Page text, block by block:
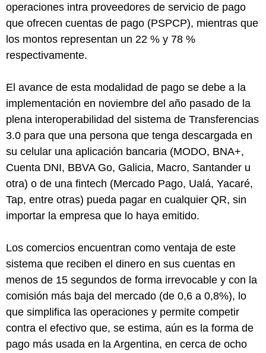
operaciones intra proveedores de servicio de pago
que ofrecen cuentas de pago (PSPCP), mientras que
los montos representan un 22 % y 78 %
respectivamente.
El avance de esta modalidad de pago se debe a la
implementación en noviembre del año pasado de la
plena interoperabilidad del sistema de Transferencias
3.0 para que una persona que tenga descargada en
su celular una aplicación bancaria (MODO, BNA+,
Cuenta DNI, BBVA Go, Galicia, Macro, Santander u
otra) o de una fintech (Mercado Pago, Ualá, Yacaré,
Tap, entre otras) pueda pagar en cualquier QR, sin
importar la empresa que lo haya emitido.
Los comercios encuentran como ventaja de este
sistema que reciben el dinero en sus cuentas en
menos de 15 segundos de forma irrevocable y con la
comisión más baja del mercado (de 0,6 a 0,8%), lo
que simplifica las operaciones y permite competir
contra el efectivo que, se estima, aún es la forma de
pago más usada en la Argentina, en cerca de ocho